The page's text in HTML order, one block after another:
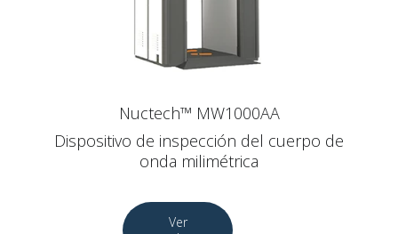
Nuctech™ MW1000AA
Dispositivo de inspección del cuerpo de
onda milimétrica